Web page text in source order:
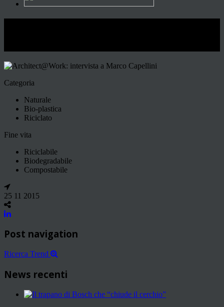
Categoria
Naturale
Bio-plastica
Riciclato
Fine vita
Riciclabile
Biodegradabile
Compostabile
25 11 2015
Post navigation
Ricerca Trend
News recenti